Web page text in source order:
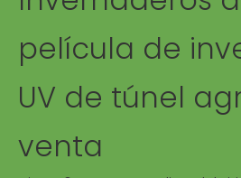
película de
UV de túnel
venta